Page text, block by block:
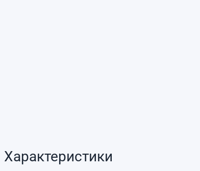
Характеристики